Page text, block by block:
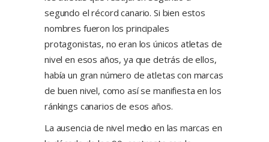
segundo el récord canario. Si bien estos
nombres fueron los principales
protagonistas, no eran los únicos atletas de
nivel en esos años, ya que detrás de ellos,
había un gran número de atletas con marcas
de buen nivel, como así se manifiesta en los
ránkings canarios de esos años.
La ausencia de nivel medio en las marcas en